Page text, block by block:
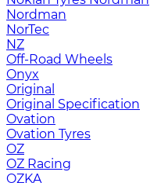
Nordman
NorTec
NZ
Off-Road Wheels
Onyx
Original
Original Specification
Ovation
Ovation Tyres
OZ
OZ Racing
OZKA